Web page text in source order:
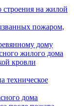
строения на жилой
пожаром,
дому
жилого дома
кровли
техническое
дома